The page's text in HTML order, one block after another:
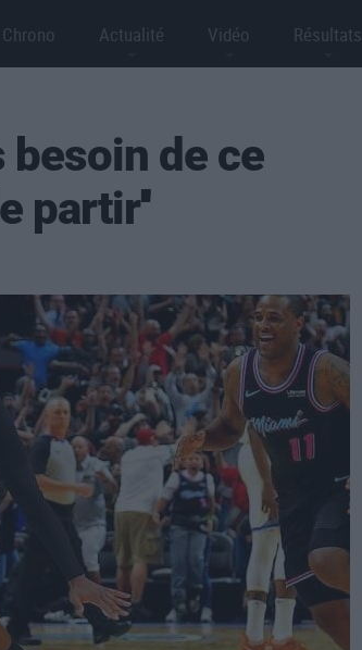
Chrono Actualité Vidéo Résultats
besoin de ce
partir''